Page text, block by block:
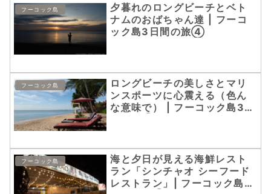
フーコック島
夕暮れのロングビーチとベト
ナムのおばちゃん達 | フーコ
ック島3日間の旅④
フーコック島
ロングビーチの美しさとマリ
ンスポーツに心震える（色ん
な意味で） | フーコック島3日
フーコック島
海と夕日が見える海鮮レスト
ラン「シンチャオ シーフード
レストラン」| フーコック島3